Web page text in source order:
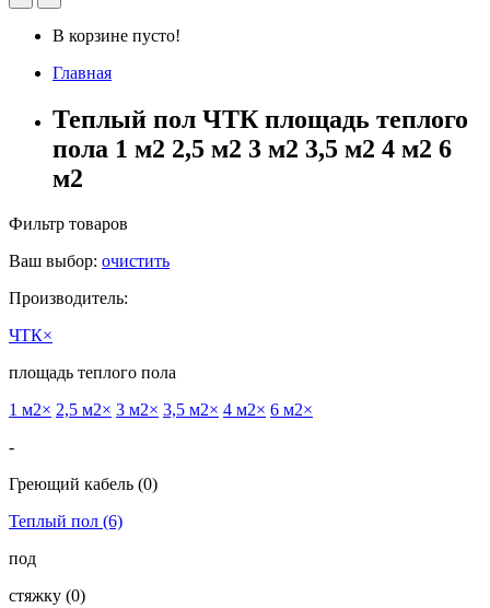
В корзине пусто!
Главная
Теплый пол ЧТК площадь теплого
пола 1 м2 2,5 м2 3 м2 3,5 м2 4 м2 6
м2
Фильтр товаров
Ваш выбор: очистить
Производитель:
ЧТК×
площадь теплого пола
1 м2× 2,5 м2× 3 м2× 3,5 м2× 4 м2× 6 м2×
-
Греющий кабель (0)
Теплый пол (6)
под
cтяжку (0)